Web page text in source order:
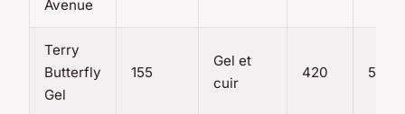
Avenue
Terry
Butterfly
Gel
155
Gel et
cuir
420 55